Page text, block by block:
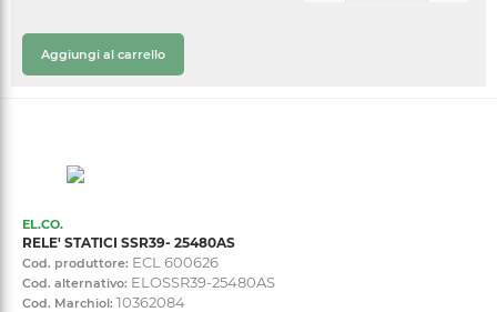
Aggiungi al carrello
EL.CO.
RELE' STATICI SSR39- 25480AS
Cod. produttore: ECL 600626
Cod. alternativo: ELOSSR39-25480AS
Cod. Marchiol: 10362084